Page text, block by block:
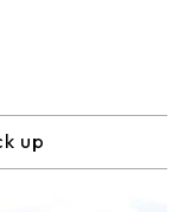
up